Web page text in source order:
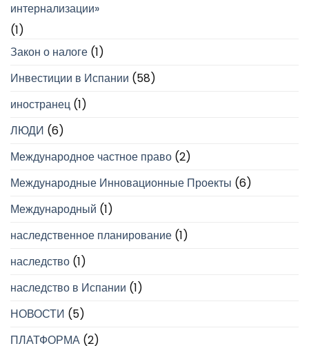
интернализации»
(1)
Закон о налоге (1)
Инвестиции в Испании (58)
иностранец (1)
ЛЮДИ (6)
Международное частное право (2)
Международные Инновационные Проекты (6)
Международный (1)
наследственное планирование (1)
наследство (1)
наследство в Испании (1)
НОВОСТИ (5)
ПЛАТФОРМА (2)